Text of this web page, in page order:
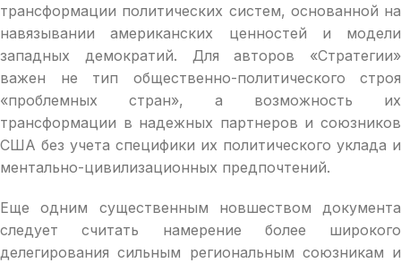
трансформации политических систем, основанной на
навязывании американских ценностей и модели
западных демократий. Для авторов «Стратегии»
важен не тип общественно-политического строя
«проблемных стран», а возможность их
трансформации в надежных партнеров и союзников
США без учета специфики их политического уклада и
ментально-цивилизационных предпочтений.
Еще одним существенным новшеством документа
следует считать намерение более широкого
делегирования сильным региональным союзникам и